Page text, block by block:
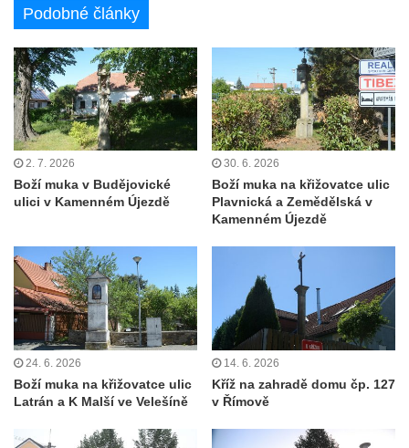
Künzlův kříž v předhradí hradu Seeberg
Rotující kříž před farou v Cítolibech
Boží muka Na Spravedlnosti na jižním
okraji Loun
Centrální kříž hřbitova v Chlumčanech
Centrální kříž bývalého hřbitova u kostela
Kříž na rozcestí v severní části Touchovic
Kříž u kaple svatého Josefa v Jimlíně
Centrální kříž hřbitova v Opočně u Loun
Kříž na vstupní bráně na hřbitov v Opočně u
Loun
Kříž na ohradní zdi fary čp. 1 v Opočně
Opočně
Podobné články
2. 7. 2026
Boží muka v Budějovické
ulici v Kamenném Újezdě
30. 6. 2026
Boží muka na křižovatce ulic
Plavnická a Zemědělská v
Kamenném Újezdě
24. 6. 2026
Boží muka na křižovatce ulic
Latrán a K Malší ve Velešíně
14. 6. 2026
Kříž na zahradě domu čp. 127
v Římově